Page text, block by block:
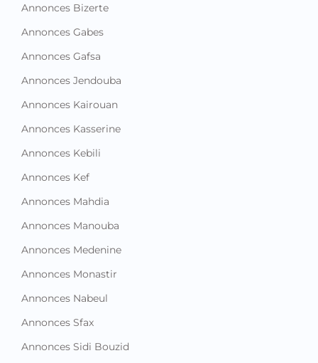
Annonces Bizerte
Annonces Gabes
Annonces Gafsa
Annonces Jendouba
Annonces Kairouan
Annonces Kasserine
Annonces Kebili
Annonces Kef
Annonces Mahdia
Annonces Manouba
Annonces Medenine
Annonces Monastir
Annonces Nabeul
Annonces Sfax
Annonces Sidi Bouzid